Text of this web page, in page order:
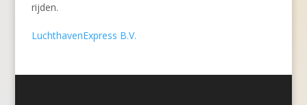
rijden.
LuchthavenExpress B.V.